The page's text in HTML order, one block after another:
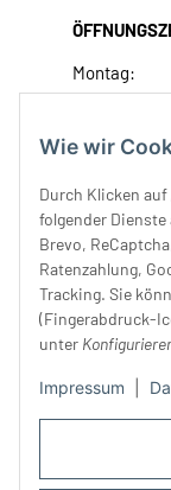
Wie wir
Durch Klicken auf
folgender Dienste
Brevo,
Ratenzahlung,
Tracking. Sie
(Fingerabdruck-
unter
Impressum
Montag:
Dienstag:
Donnerstag:
Samstag:
Unser
Rechtliches